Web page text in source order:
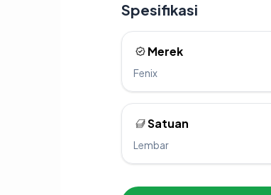
Spesifikasi
Merek
Fenix
Satuan
Lembar